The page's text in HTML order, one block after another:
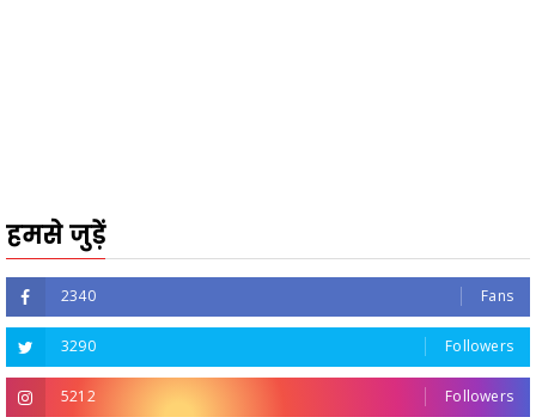
हमसे जुड़ें
2340 Fans
3290 Followers
5212 Followers